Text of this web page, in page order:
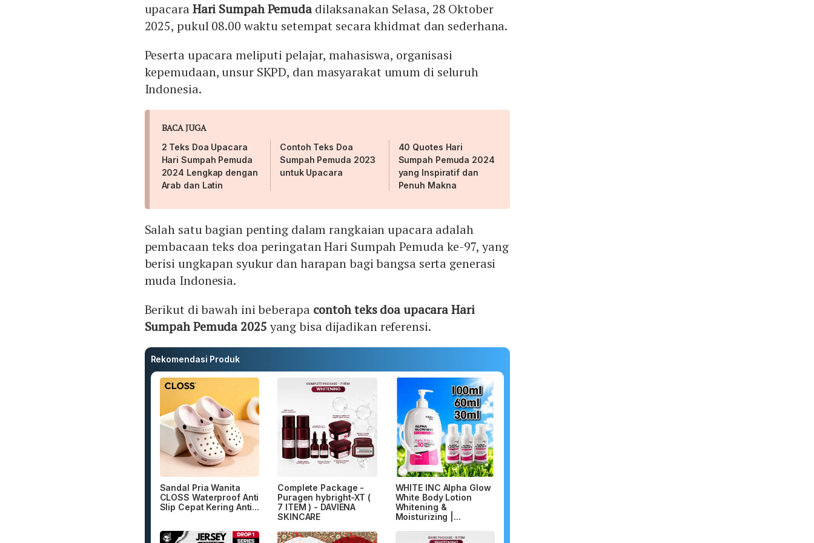
upacaraHari Sumpah Pemuda dilaksanakan Selasa, 28 Oktober
2025, pukul 08.00 waktu setempat secara khidmat dan sederhana.
Peserta upacara meliputi pelajar, mahasiswa, organisasi
kepemudaan, unsur SKPD, dan masyarakat umum di seluruh
Indonesia.
BACA JUGA
2 Teks Doa Upacara
Hari Sumpah Pemuda
2024 Lengkap dengan
Arab dan Latin
Contoh Teks Doa
Sumpah Pemuda 2023
untuk Upacara
40 Quotes Hari
Sumpah Pemuda 2024
yang Inspiratif dan
Penuh Makna
Salah satu bagian penting dalam rangkaian upacara adalah
pembacaan teks doa peringatan Hari Sumpah Pemuda ke-97, yang
berisi ungkapan syukur dan harapan bagi bangsa serta generasi
muda Indonesia.
Berikut di bawah ini beberapa contoh teks doa upacara Hari
Sumpah Pemuda 2025yang bisa dijadikan referensi.
Rekomendasi Produk
Sandal Pria Wanita
CLOSS Waterproof Anti
Slip Cepat Kering Anti...
Complete Package -
Puragen hybright-XT (
7 ITEM ) - DAVIENA
SKINCARE
WHITE INC Alpha Glow
White Body Lotion
Whitening &
Moisturizing |...